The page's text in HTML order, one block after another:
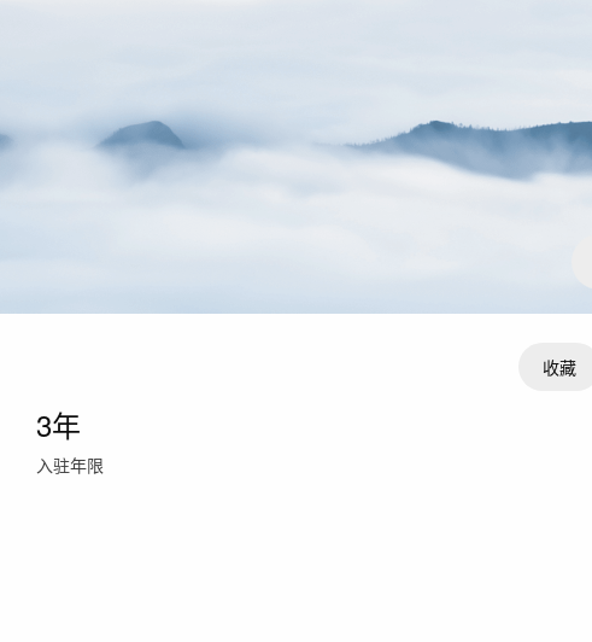
3年
入驻年限
收藏